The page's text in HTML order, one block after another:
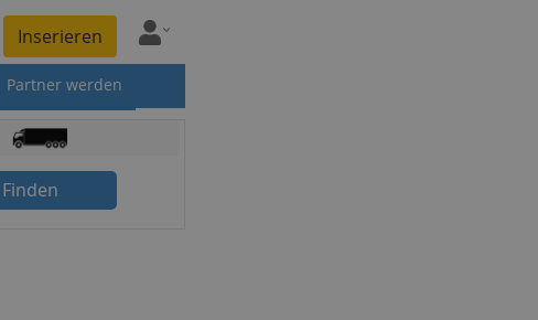
Inserieren
Partner werden
Finden